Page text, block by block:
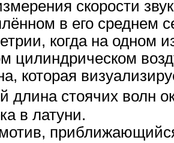
скорости
в его среднем
когда на одном
цилиндрическом
которая
длина стоячих волн
в латуни.